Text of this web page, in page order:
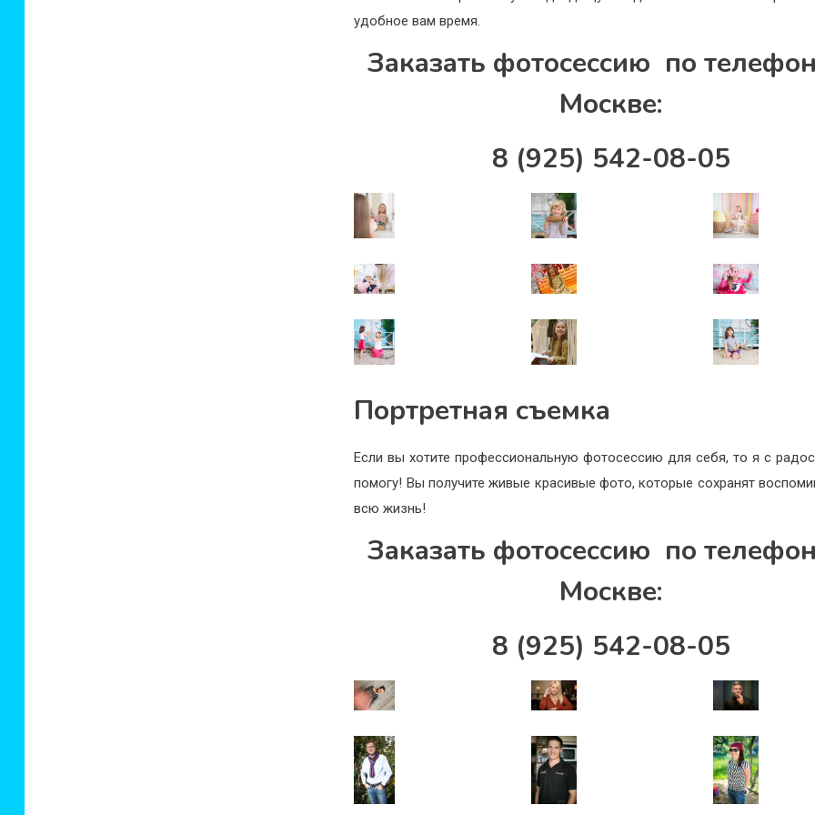
удобное вам время.
Заказать фотосессию по
Москве:
8 (925) 542-08-05
Портретная съемка
Если вы хотите профессиональную фотосессию для себя, то я с
помогу! Вы получите живые красивые фото, которые сохранят
всю жизнь!
Заказать фотосессию по
Москве:
8 (925) 542-08-05